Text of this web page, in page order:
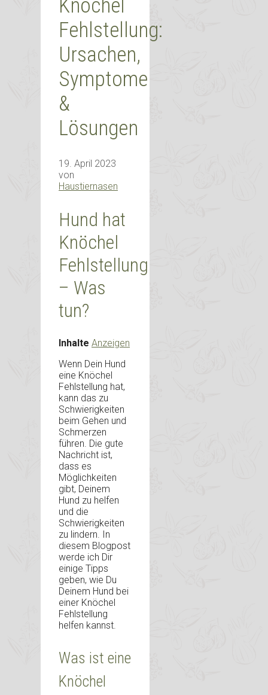
Knöchel
Fehlstellung:
Ursachen,
Symptome
&
Lösungen
19. April 2023
von
Haustiernasen
Hund hat
Knöchel
Fehlstellung
– Was
tun?
Inhalte Anzeigen
Wenn Dein Hund
eine Knöchel
Fehlstellung hat,
kann das zu
Schwierigkeiten
beim Gehen und
Schmerzen
führen. Die gute
Nachricht ist,
dass es
Möglichkeiten
gibt, Deinem
Hund zu helfen
und die
Schwierigkeiten
zu lindern. In
diesem Blogpost
werde ich Dir
einige Tipps
geben, wie Du
Deinem Hund bei
einer Knöchel
Fehlstellung
helfen kannst.
Was ist eine
Knöchel